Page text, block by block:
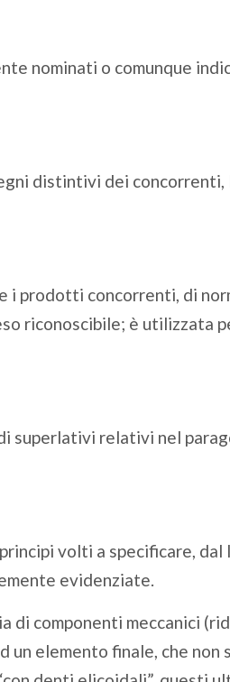
nominati o comunque
distintivi dei
prodotti concorrenti, di
riconoscibile; è utilizzata
superlativi relativi nel
volti a specificare, dal
evidenziate.
di componenti meccanici
elemento finale, che non